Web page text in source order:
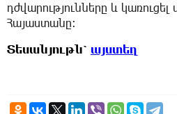
դժվարությունները և
Հայաստանը։
Տեսանյութն՝ այստեղ